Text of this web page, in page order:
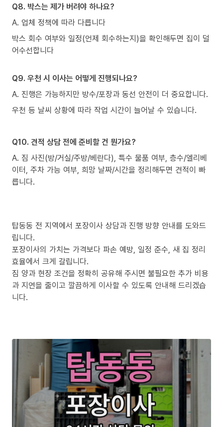
Q8. 박스는 제가 버려야 하나요?
A. 업체 정책에 따라 다릅니다
박스 회수 여부와 일정(언제 회수하는지)을 확인해두면 집이 덜
어수선합니다
Q9. 우천 시 이사는 어떻게 진행되나요?
A. 진행은 가능하지만 방수/포장과 동선 안전이 더 중요합니다.
우천 등 날씨 상황에 따라 작업 시간이 늘어날 수 있습니다.
Q10. 견적 상담 전에 준비할 건 뭔가요?
A. 짐 사진(방/거실/주방/베란다), 특수 물품 여부, 층수/엘리베
이터, 주차 가능 여부, 희망 날짜/시간을 정리해두면 견적이 빠
릅니다.
탑동동 전 지역에서 포장이사 상담과 진행 방향 안내를 도와드
립니다.
포장이사의 가치는 가격보다 파손 예방, 일정 준수, 새 집 정리
효율에서 크게 갈립니다.
짐 양과 현장 조건을 정확히 공유해 주시면 불필요한 추가 비용
과 지연을 줄이고 깔끔하게 이사할 수 있도록 안내해 드리겠습
니다.